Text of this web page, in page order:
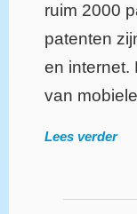
ruim 2000
patenten
en internet.
van
Lees verder